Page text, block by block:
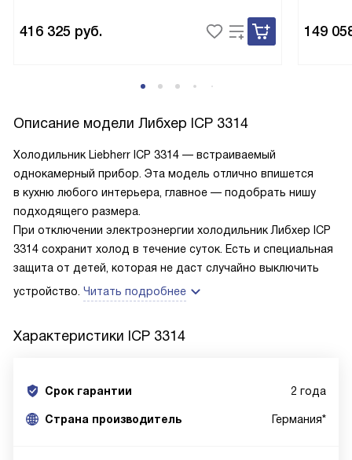
416 325 руб. 149
Описание модели Либхер ICP 3314
Холодильник Liebherr ICP 3314 — встраиваемый
однокамерный прибор. Эта модель отлично впишется
в кухню любого интерьера, главное — подобрать нишу
подходящего размера.
При отключении электроэнергии холодильник Либхер ICP
3314 сохранит холод в течение суток. Есть и специальная
защита от детей, которая не даст случайно выключить
устройство. Читать подробнее
Характеристики ICP 3314
Срок гарантии 2 года
Cтрана производитель Германия*